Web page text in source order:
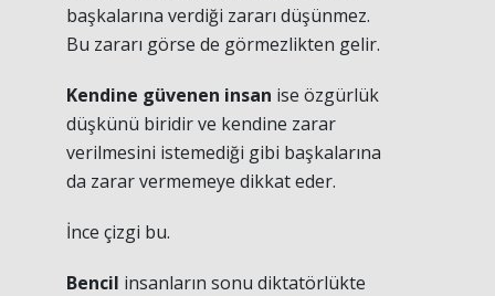
başkalarına verdiği zararı düşünmez.
Bu zararı görse de görmezlikten gelir.
Kendine güvenen insan ise özgürlük
düşkünü biridir ve kendine zarar
verilmesini istemediği gibi başkalarına
da zarar vermemeye dikkat eder.
İnce çizgi bu.
Bencil insanların sonu diktatörlükte